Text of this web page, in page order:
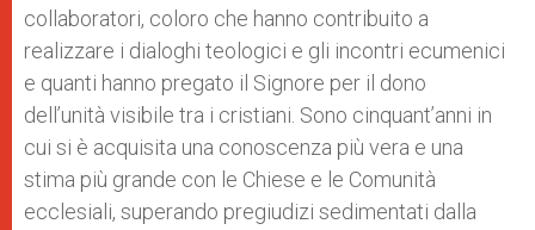
collaboratori, coloro che hanno contribuito a
realizzare i dialoghi teologici e gli incontri ecumenici
e quanti hanno pregato il Signore per il dono
dell’unità visibile tra i cristiani. Sono cinquant’anni in
cui si è acquisita una conoscenza più vera e una
stima più grande con le Chiese e le Comunità
ecclesiali, superando pregiudizi sedimentati dalla